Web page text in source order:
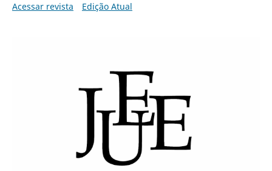
Acessar revista
Edição Atual